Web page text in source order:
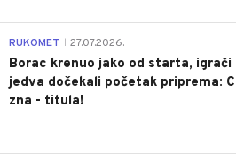
RUKOMET 27.07.2026.
Borac krenuo jako od starta, igrači
jedva dočekali početak priprema:
zna - titula!